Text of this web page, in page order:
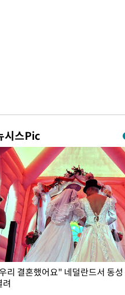
시스Pic
리 결혼했어요" 네덜란드서 동성
려